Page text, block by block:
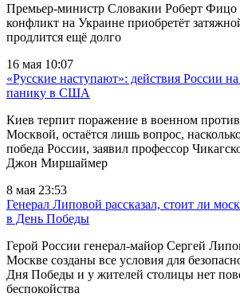
Премьер-министр Словакии Роберт Фицо
конфликт на Украине приобретёт
продлится ещё долго
16 мая 10:07
«Русские наступают»: действия России
панику в США
Киев терпит поражение в военном
Москвой, остаётся лишь вопрос,
победа России, заявил профессор
Джон Миршаймер
8 мая 23:53
Генерал Липовой рассказал, стоит ли
в День Победы
Герой России генерал-майор Сергей
Москве созданы все условия для
Дня Победы и у жителей столицы нет
беспокойства